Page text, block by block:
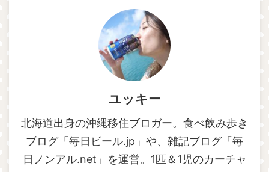
ユッキー
北海道出身の沖縄移住ブロガー。食べ飲み歩き
ブログ「毎日ビール.jp」や、雑記ブログ「毎
日ノンアル.net」を運営。1匹＆1児のカーチャ